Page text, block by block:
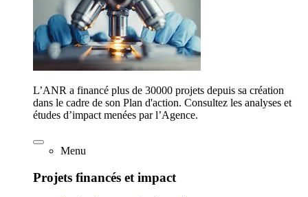
L’ANR a financé plus de 30000 projets depuis sa création
dans le cadre de son Plan d'action. Consultez les analyses et
études d’impact menées par l’Agence.
Menu
Projets financés et impact